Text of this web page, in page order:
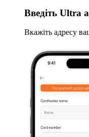
Введіть Ultra
Вкажіть адресу